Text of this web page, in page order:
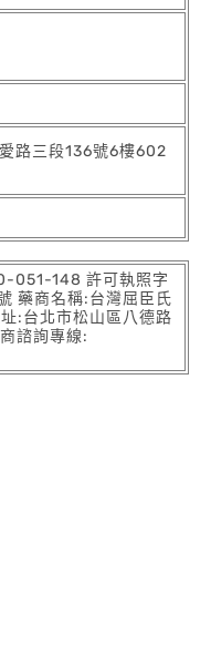
路三段136號6樓602
051-148 許可執照字
藥商名稱:台灣屈臣氏
:台北市松山區八德路
諮詢專線: